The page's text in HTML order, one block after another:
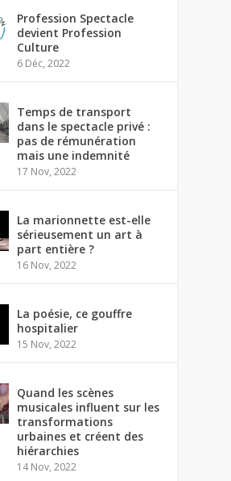
Profession Spectacle
devient Profession
Culture
6 Déc, 2022
Temps de transport
dans le spectacle privé :
pas de rémunération
mais une indemnité
17 Nov, 2022
La marionnette est-elle
sérieusement un art à
part entière ?
16 Nov, 2022
La poésie, ce gouffre
hospitalier
15 Nov, 2022
Quand les scènes
musicales influent sur les
transformations
urbaines et créent des
hiérarchies
14 Nov, 2022